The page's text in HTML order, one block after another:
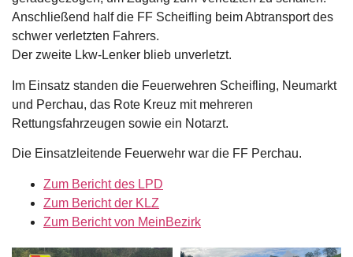
Anschließend half die FF Scheifling beim Abtransport des
schwer verletzten Fahrers.
Der zweite Lkw-Lenker blieb unverletzt.
Im Einsatz standen die Feuerwehren Scheifling, Neumarkt
und Perchau, das Rote Kreuz mit mehreren
Rettungsfahrzeugen sowie ein Notarzt.
Die Einsatzleitende Feuerwehr war die FF Perchau.
Zum Bericht des LPD
Zum Bericht der KLZ
Zum Bericht von MeinBezirk